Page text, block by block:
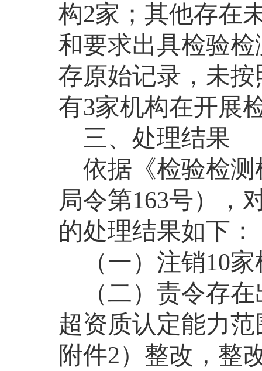
构2家；其他存在
和要求出具检验
存原始记录，未
有3家机构在开展
三、 处理结果
依据《检验检
局令第163号），
的处理结果如下：
（一） 注销10家
（二）责令存
超资质认定能力
附件2）整改，整